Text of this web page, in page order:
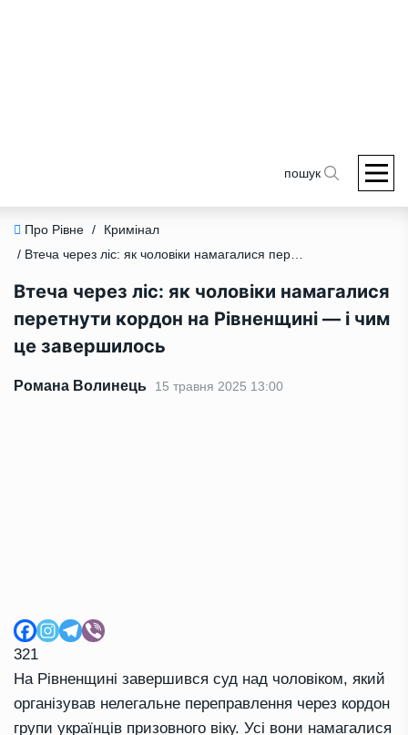
пошук
Про Рівне /
Кримінал
/ Втеча через ліс: як чоловіки намагалися перетнути кордон на Рівненщині — і чим це завершилось
Втеча через ліс: як чоловіки намагалися
перетнути кордон на Рівненщині — і чим
це завершилось
Романа Волинець 15 травня 2025 13:00
321
На Рівненщині завершився суд над чоловіком, який
організував нелегальне переправлення через кордон
групи українців призовного віку. Усі вони намагалися